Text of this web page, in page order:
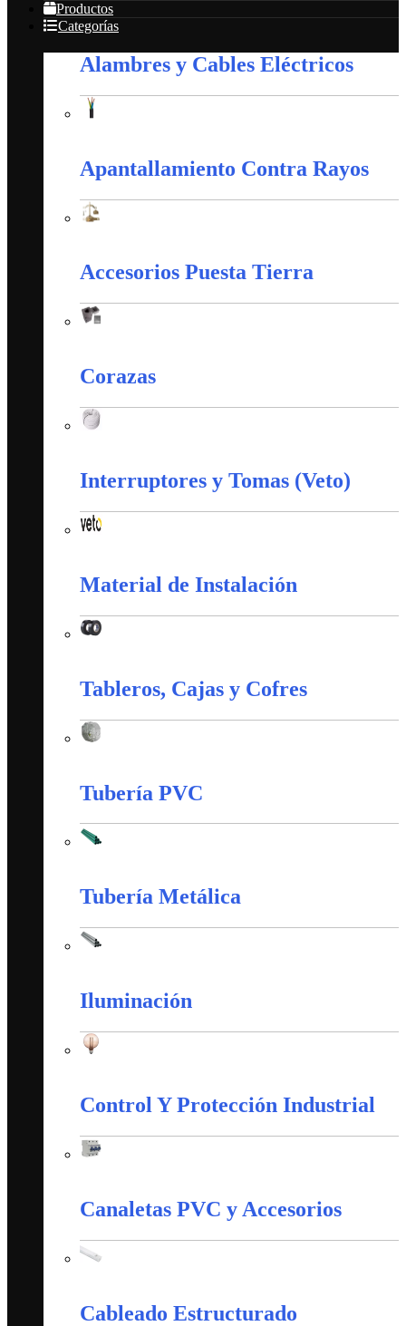
Productos
Categorías
Alambres y Cables Eléctricos
Apantallamiento Contra Rayos
Accesorios Puesta Tierra
Corazas
Interruptores y Tomas (Veto)
Material de Instalación
Tableros, Cajas y Cofres
Tubería PVC
Tubería Metálica
Iluminación
Control Y Protección Industrial
Canaletas PVC y Accesorios
Cableado Estructurado